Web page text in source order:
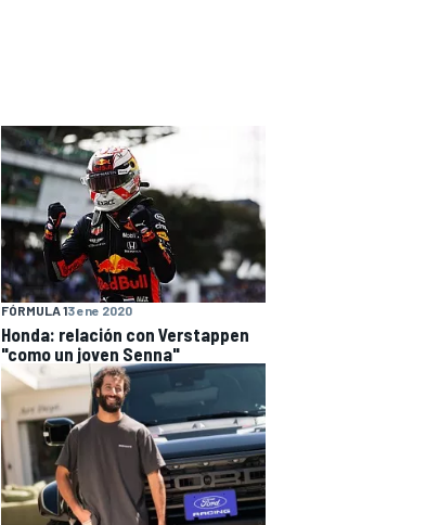
FÓRMULA 13 ene 2020
Honda: relación con Verstappen
"como un joven Senna"